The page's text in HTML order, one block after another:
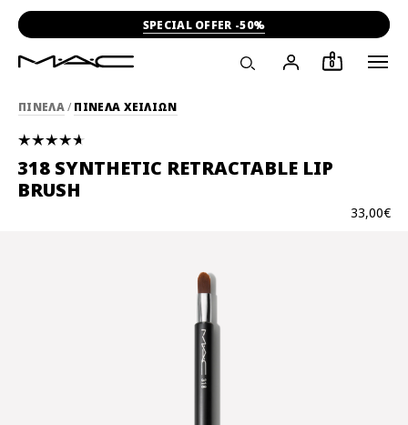
SPECIAL OFFER -50%
0
ΠΙΝΕΛΑ/ ΠΙΝΕΛΑ ΧΕΙΛΙΩΝ
318 SYNTHETIC RETRACTABLE LIP
BRUSH
33,00€